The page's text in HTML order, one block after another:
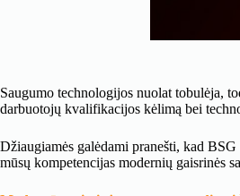
Saugumo technologijos nuolat tobulėja,
darbuotojų kvalifikacijos kėlimą bei
Džiaugiamės galėdami pranešti, kad
mūsų kompetencijas modernių gaisrinės